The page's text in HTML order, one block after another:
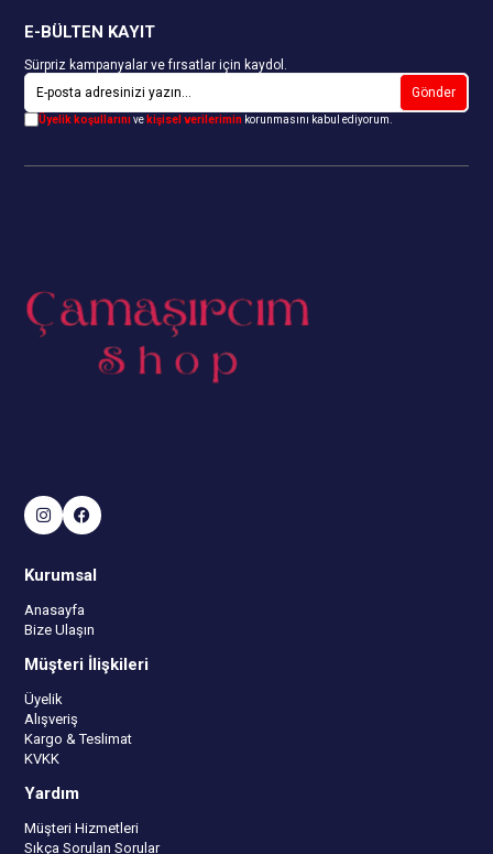
E-BÜLTEN KAYIT
Sürpriz kampanyalar ve fırsatlar için kaydol.
Gönder
Üyelik koşullarınıve kişisel verilerimin korunmasını kabul ediyorum.
Kurumsal
Anasayfa
Bize Ulaşın
Müşteri İlişkileri
Üyelik
Alışveriş
Kargo & Teslimat
KVKK
Yardım
Müşteri Hizmetleri
Sıkça Sorulan Sorular